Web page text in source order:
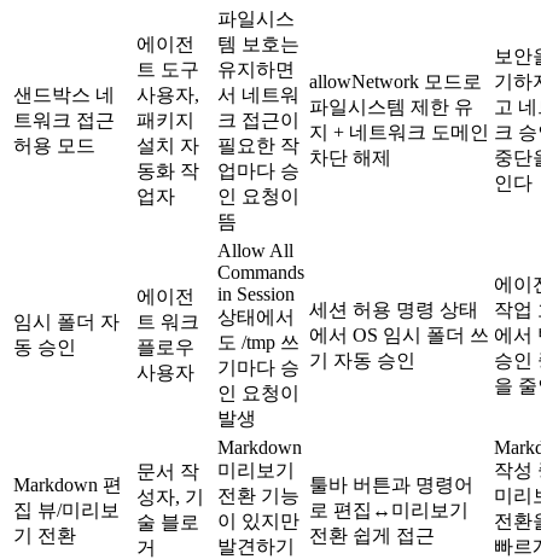
샌드박스 네
트워크 접근
허용 모드
에이전
트 도구
사용자,
패키지
설치 자
동화 작
업자
파일시스
템 보호는
유지하면
서 네트워
크 접근이
필요한 작
업마다 승
인 요청이
뜸
allowNetwork 모드로
파일시스템 제한 유
지 + 네트워크 도메인
차단 해제
보안
기하
고
크
중단
인다
임시 폴더 자
동 승인
에이전
트 워크
플로우
사용자
Allow All
Commands
in Session
상태에서
도 /tmp 쓰
기마다 승
인 요청이
발생
세션 허용 명령 상태
에서 OS 임시 폴더 쓰
기 자동 승인
에이
작업
에서
승인
을
Markdown 편
집 뷰/미리보
기 전환
문서 작
성자, 기
술 블로
거
Markdown
미리보기
전환 기능
이 있지만
발견하기
툴바 버튼과 명령어
로 편집↔미리보기
전환 쉽게 접근
작성
미리
전환
빠르